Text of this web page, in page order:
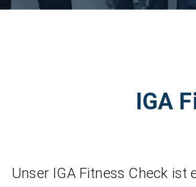
IGA
Unser IGA Fitness Check ist